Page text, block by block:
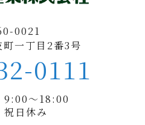
0021
一丁目2番3号
0111
〜18:00
祝日休み